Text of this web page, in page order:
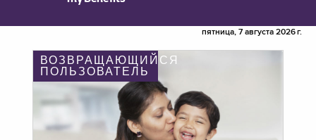
пятница, 7 августа 2026 г.
ВОЗВРАЩАЮЩИЙСЯ
ПОЛЬЗОВАТЕЛЬ